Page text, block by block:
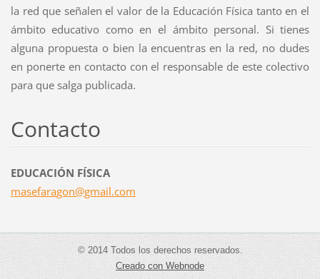
la red que señalen el valor de la Educación Física tanto en el
ámbito educativo como en el ámbito personal. Si tienes
alguna propuesta o bien la encuentras en la red, no dudes
en ponerte en contacto con el responsable de este colectivo
para que salga publicada.
Contacto
EDUCACIÓN FÍSICA
masefaragon@gmail.com
© 2014 Todos los derechos reservados.
Creado con Webnode